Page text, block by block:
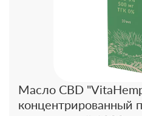
Масло CBD
концентрированный